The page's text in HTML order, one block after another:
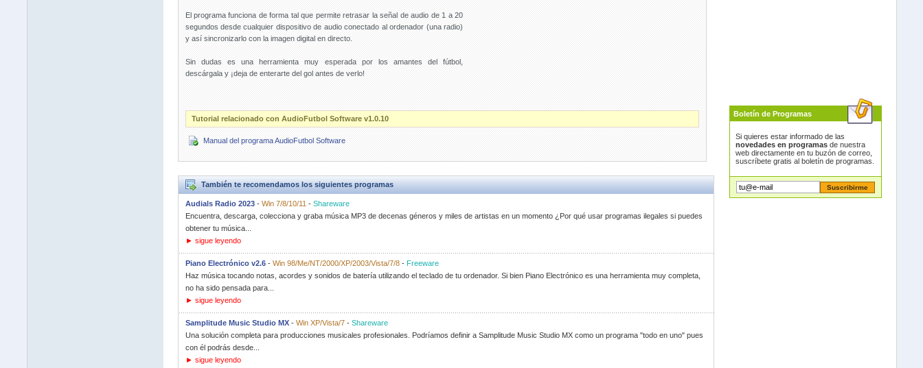
El programa funciona de forma tal que permite retrasar la señal de audio de 1 a 20
segundos desde cualquier dispositivo de audio conectado al ordenador (una radio)
y así sincronizarlo con la imagen digital en directo.
Sin dudas es una herramienta muy esperada por los amantes del fútbol,
descárgala y ¡deja de enterarte del gol antes de verlo!
Tutorial relacionado con AudioFutbol Software v1.0.10
Manual del programa AudioFutbol Software
También te recomendamos los siguientes programas
Audials Radio 2023- Win 7/8/10/11 - Shareware
Encuentra, descarga, colecciona y graba música MP3 de decenas géneros y miles de artistas en un momento ¿Por qué usar programas ilegales si puedes
obtener tu música...
► sigue leyendo
Piano Electrónico v2.6- Win 98/Me/NT/2000/XP/2003/Vista/7/8- Freeware
Haz música tocando notas, acordes y sonidos de batería utilizando el teclado de tu ordenador. Si bien Piano Electrónico es una herramienta muy completa,
no ha sido pensada para...
► sigue leyendo
Samplitude Music Studio MX- Win XP/Vista/7- Shareware
Una solución completa para producciones musicales profesionales. Podríamos definir a Samplitude Music Studio MX como un programa "todo en uno" pues
con él podrás desde...
► sigue leyendo
Boletín de Programas
Si quieres estar informado de las
novedades en programasde nuestra
web directamente en tu buzón de correo,
suscríbete gratis al boletín de programas.